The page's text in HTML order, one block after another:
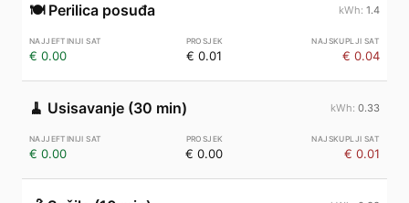
🍽️ Perilica posuđa 1.4
€ 0.00 € 0.01 € 0.04
🧹 Usisavanje (30 min) 0.33
€ 0.00 € 0.00 € 0.01